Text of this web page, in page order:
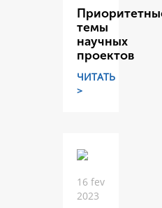
темы
научных
проектов
ЧИТАТЬ
>
16 fev
2023